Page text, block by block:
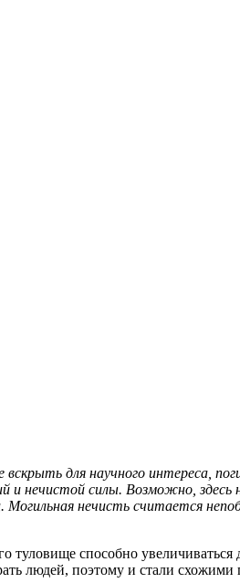
для научного интереса,
нечистой силы. Возможно, здесь
Могильная нечисть считается
туловище способно увеличиваться
людей, поэтому и стали